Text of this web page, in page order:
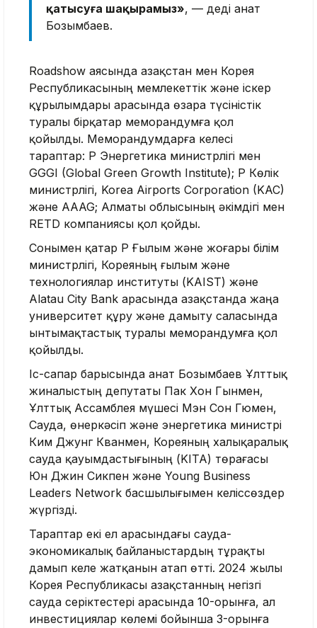
қатысуға шақырамыз», — деді Қанат
Бозымбаев.
Roadshow аясында Қазақстан мен Корея
Республикасының мемлекеттік және іскер
құрылымдары арасында өзара түсіністік
туралы бірқатар меморандумға қол
қойылды. Меморандумдарға келесі
тараптар: ҚР Энергетика министрлігі мен
GGGI (Global Green Growth Institute); ҚР Көлік
министрлігі, Korea Airports Corporation (KAC)
және AAAG; Алматы облысының әкімдігі мен
RETD компаниясы қол қойды.
Сонымен қатар ҚР Ғылым және жоғары білім
министрлігі, Кореяның ғылым және
технологиялар институты (KAIST) және
Alatau City Bank арасында Қазақстанда жаңа
университет құру және дамыту саласында
ынтымақтастық туралы меморандумға қол
қойылды.
Іс-сапар барысында Қанат Бозымбаев Ұлттық
жиналыстың депутаты Пак Хон Гынмен,
Ұлттық Ассамблея мүшесі Мэн Сон Гюмен,
Сауда, өнеркәсіп және энергетика министрі
Ким Джунг Кванмен, Кореяның халықаралық
сауда қауымдастығының (KITA) төрағасы
Юн Джин Сикпен және Young Business
Leaders Network басшылығымен келіссөздер
жүргізді.
Тараптар екі ел арасындағы сауда-
экономикалық байланыстардың тұрақты
дамып келе жатқанын атап өтті. 2024 жылы
Корея Республикасы Қазақстанның негізгі
сауда серіктестері арасында 10-орынға, ал
инвестициялар көлемі бойынша 3-орынға